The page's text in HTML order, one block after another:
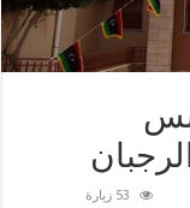
53 زيارة